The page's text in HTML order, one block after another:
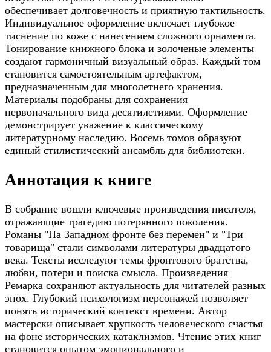
обеспечивает долговечность и приятную тактильность.
Индивидуальное оформление включает глубокое
тиснение по коже с нанесением сложного орнамента.
Тонирование книжного блока и золоченые элементы
создают гармоничный визуальный образ. Каждый том
становится самостоятельным артефактом,
предназначенным для многолетнего хранения.
Материалы подобраны для сохранения
первоначального вида десятилетиями. Оформление
демонстрирует уважение к классическому
литературному наследию. Восемь томов образуют
единый стилистический ансамбль для библиотеки.
Аннотация к книге
В собрание вошли ключевые произведения писателя,
отражающие трагедию потерянного поколения.
Романы "На Западном фронте без перемен" и "Три
товарища" стали символами литературы двадцатого
века. Тексты исследуют темы фронтового братства,
любви, потери и поиска смысла. Произведения
Ремарка сохраняют актуальность для читателей разных
эпох. Глубокий психологизм персонажей позволяет
понять исторический контекст времени. Автор
мастерски описывает хрупкость человеческого счастья
на фоне исторических катаклизмов. Чтение этих книг
становится опытом эмоционального и